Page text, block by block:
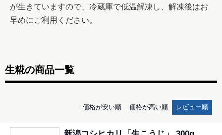
が生きていますので、冷蔵庫で低温解凍し、解凍後はお
早めにご利用ください。
生糀の商品一覧
価格が安い順 価格が高い順 レビュー順